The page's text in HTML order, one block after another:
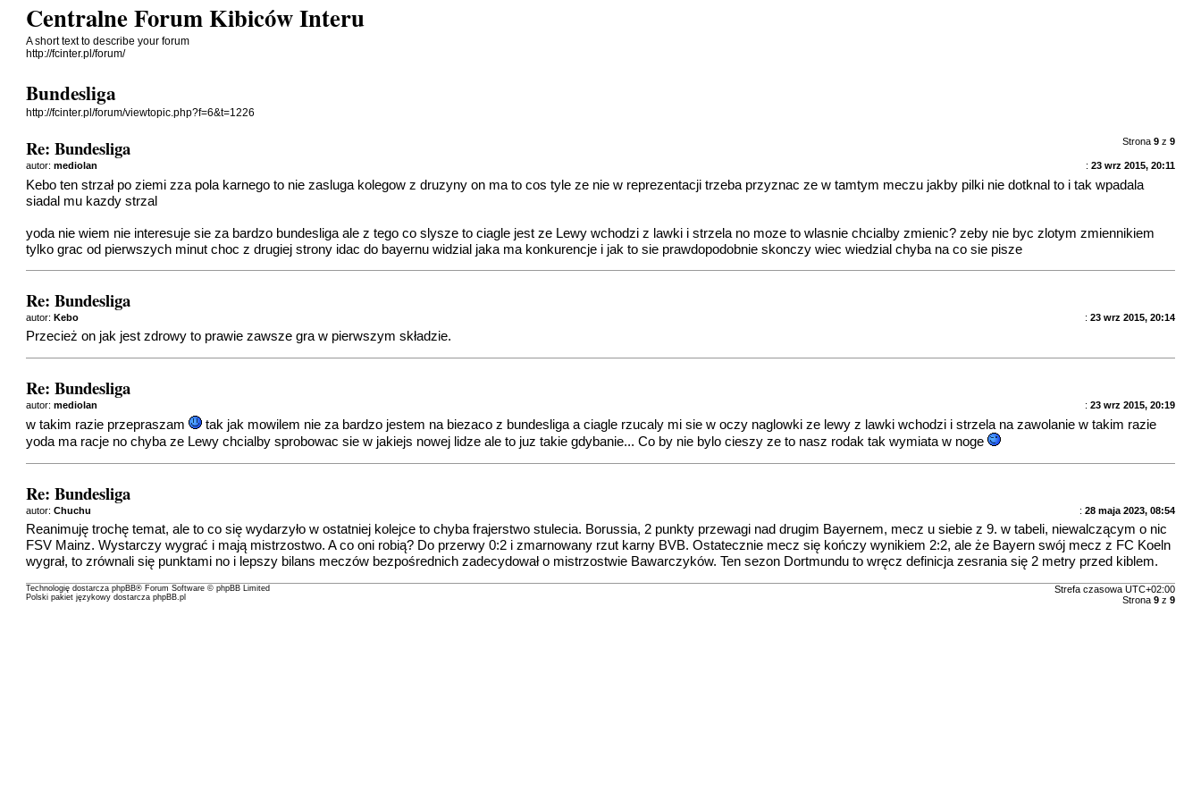
Centralne Forum Kibiców Interu
A short text to describe your forum
http://fcinter.pl/forum/
Bundesliga
http://fcinter.pl/forum/viewtopic.php?f=6&t=1226
Strona 9z 9
Re: Bundesliga
: 23 wrz 2015, 20:11
autor:mediolan
Kebo ten strzał po ziemi zza pola karnego to nie zasluga kolegow z druzyny on ma to cos tyle ze nie w reprezentacji trzeba przyznac ze w tamtym meczu jakby pilki nie dotknal to i tak wpadala
siadal mu kazdy strzal
yoda nie wiem nie interesuje sie za bardzo bundesliga ale z tego co slysze to ciagle jest ze Lewy wchodzi z lawki i strzela no moze to wlasnie chcialby zmienic? zeby nie byc zlotym zmiennikiem
tylko grac od pierwszych minut choc z drugiej strony idac do bayernu widzial jaka ma konkurencje i jak to sie prawdopodobnie skonczy wiec wiedzial chyba na co sie pisze
Re: Bundesliga
: 23 wrz 2015, 20:14
autor:Kebo
Przecież on jak jest zdrowy to prawie zawsze gra w pierwszym składzie.
Re: Bundesliga
: 23 wrz 2015, 20:19
autor:mediolan
w takim razie przepraszam
tak jak mowilem nie za bardzo jestem na biezaco z bundesliga a ciagle rzucaly mi sie w oczy naglowki ze lewy z lawki wchodzi i strzela na zawolanie w takim razie
yoda ma racje no chyba ze Lewy chcialby sprobowac sie w jakiejs nowej lidze ale to juz takie gdybanie... Co by nie bylo cieszy ze to nasz rodak tak wymiata w noge
Re: Bundesliga
: 28 maja 2023, 08:54
autor:Chuchu
Reanimuję trochę temat, ale to co się wydarzyło w ostatniej kolejce to chyba frajerstwo stulecia. Borussia, 2 punkty przewagi nad drugim Bayernem, mecz u siebie z 9. w tabeli, niewalczącym o nic
FSV Mainz. Wystarczy wygrać i mają mistrzostwo. A co oni robią? Do przerwy 0:2 i zmarnowany rzut karny BVB. Ostatecznie mecz się kończy wynikiem 2:2, ale że Bayern swój mecz z FC Koeln
wygrał, to zrównali się punktami no i lepszy bilans meczów bezpośrednich zadecydował o mistrzostwie Bawarczyków. Ten sezon Dortmundu to wręcz definicja zesrania się 2 metry przed kiblem.
Strefa czasowa UTC+02:00
Strona 9z 9
Technologię dostarczaphpBB® Forum Software © phpBB Limited
Polski pakiet językowy dostarczaphpBB.pl